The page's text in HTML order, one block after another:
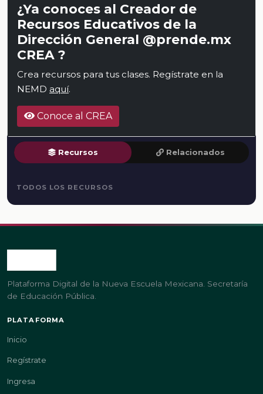
¿Ya conoces al Creador de
Recursos Educativos de la
Dirección General @prende.mx
CREA ?
Crea recursos para tus clases. Regístrate en la
NEMD aquí.
Conoce al CREA
Recursos Relacionados
TODOS LOS RECURSOS
Plataforma Digital de la Nueva Escuela Mexicana. Secretaría
de Educación Pública.
PLATAFORMA
Inicio
Regístrate
Ingresa